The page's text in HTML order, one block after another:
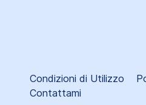
Condizioni di Utilizzo
Contattami